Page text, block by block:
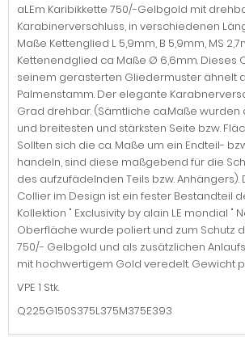
aLEm Karibikkette 750/-Gelbgold mit
Karabinerverschluss, in verschiedenen
Maße Kettenglied L 5,9mm, B 5,9mm, MS
Kettenendglied ca Maße Ø 6,6mm. Dieses
seinem gerasterten Gliedermuster ähnelt
Palmenstamm. Der elegante
Grad drehbar. (Sämtliche ca.Maße wurden
und breitesten und stärksten Seite bzw.
Sollten sich die ca. Maße um ein Endteil-
handeln, sind diese maßgebend für die
des aufzufädelnden Teils bzw.
Collier im Design ist ein fester Bestandteil
Kollektion " Exclusivity by alain LE mondial "
Oberfläche wurde poliert und zum Schutz
750/- Gelbgold und als zusätzlichen
mit hochwertigem Gold veredelt. Gewicht
VPE 1 Stk.
Q225G150S375L375M375E393